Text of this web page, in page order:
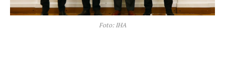
Foto: IHA